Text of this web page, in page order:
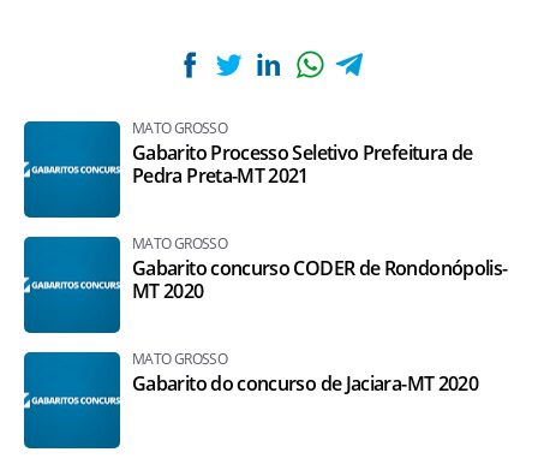
MATO GROSSO
Gabarito Processo Seletivo Prefeitura de
Pedra Preta-MT 2021
MATO GROSSO
Gabarito concurso CODER de Rondonópolis-
MT 2020
MATO GROSSO
Gabarito do concurso de Jaciara-MT 2020